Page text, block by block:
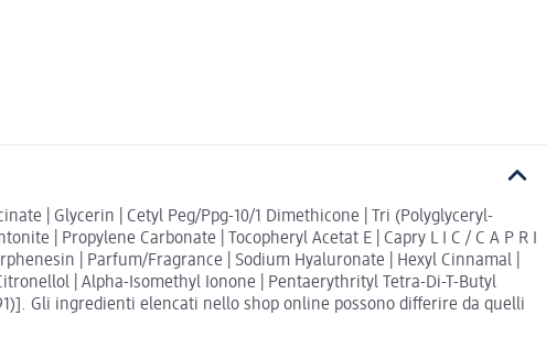
| Glycerin | Cetyl Peg/Ppg-10/1 Dimethicone | Tri (Polyglyceryl-
| Propylene Carbonate | Tocopheryl Acetat E | Capry L I C / C A P R I
| Parfum/Fragrance | Sodium Hyaluronate | Hexyl Cinnamal |
| Alpha-Isomethyl Ionone | Pentaerythrityl Tetra-Di-T-Butyl
Gli ingredienti elencati nello shop online possono differire da quelli